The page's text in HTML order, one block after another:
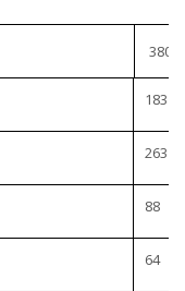
380
183
263
88
64